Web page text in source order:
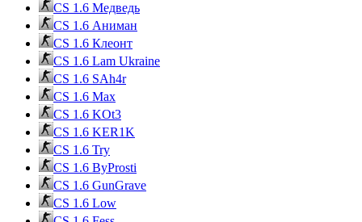
CS 1.6 Медведь
CS 1.6 Аниман
CS 1.6 Клеонт
CS 1.6 Lam Ukraine
CS 1.6 SAh4r
CS 1.6 Max
CS 1.6 KOt3
CS 1.6 KER1K
CS 1.6 Try
CS 1.6 ByProsti
CS 1.6 GunGrave
CS 1.6 Low